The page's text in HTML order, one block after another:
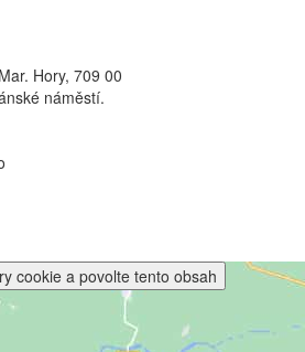
Hory, 709 00
náměstí.
cookie a povolte tento obsah